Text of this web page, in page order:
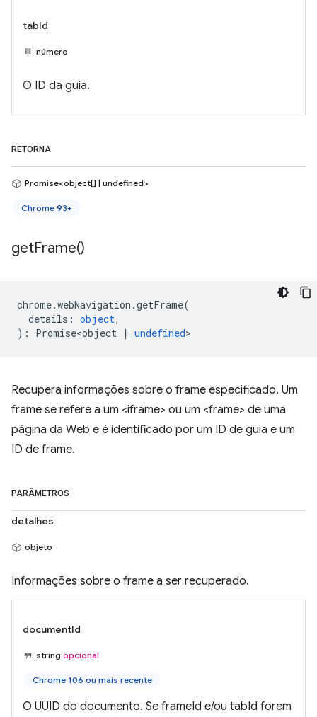
tabId
número
O ID da guia.
RETORNA
Promise<object[] | undefined>
Chrome 93+
getFrame()
chrome.webNavigation .getFrame(
details : object,
) : Promise<object | undefined>
Recupera informações sobre o frame especificado. Um
frame se refere a um <iframe> ou um <frame> de uma
página da Web e é identificado por um ID de guia e um
ID de frame.
PARÂMETROS
detalhes
objeto
Informações sobre o frame a ser recuperado.
documentId
string opcional
Chrome 106 ou mais recente
O UUID do documento. Se frameId e/ou tabId forem